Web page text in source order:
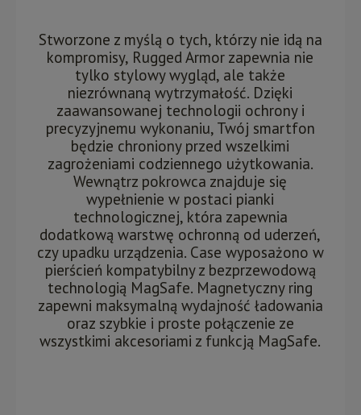
Stworzone z myślą o tych, którzy nie idą na
kompromisy, Rugged Armor zapewnia nie
tylko stylowy wygląd, ale także
niezrównaną wytrzymałość. Dzięki
zaawansowanej technologii ochrony i
precyzyjnemu wykonaniu, Twój smartfon
będzie chroniony przed wszelkimi
zagrożeniami codziennego użytkowania.
Wewnątrz pokrowca znajduje się
wypełnienie w postaci pianki
technologicznej, która zapewnia
dodatkową warstwę ochronną od uderzeń,
czy upadku urządzenia. Case wyposażono w
pierścień kompatybilny z bezprzewodową
technologią MagSafe. Magnetyczny ring
zapewni maksymalną wydajność ładowania
oraz szybkie i proste połączenie ze
wszystkimi akcesoriami z funkcją MagSafe.